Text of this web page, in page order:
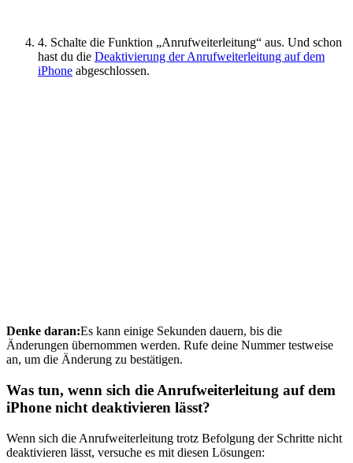
4. Schalte die Funktion „Anrufweiterleitung“ aus. Und schon
hast du die Deaktivierung der Anrufweiterleitung auf dem
iPhone abgeschlossen.
Denke daran:Es kann einige Sekunden dauern, bis die
Änderungen übernommen werden. Rufe deine Nummer testweise
an, um die Änderung zu bestätigen.
Was tun, wenn sich die Anrufweiterleitung auf dem
iPhone nicht deaktivieren lässt?
Wenn sich die Anrufweiterleitung trotz Befolgung der Schritte nicht
deaktivieren lässt, versuche es mit diesen Lösungen: